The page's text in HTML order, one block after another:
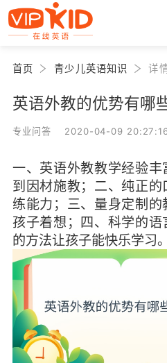
首页 青少儿英语知识 详
英语外教的优势有哪
专业问答 2020-04-09
一、英语外教教学经验
到因材施教；二、纯正的
练能力；三、量身定制
孩子着想；四、科学的
的方法让孩子能快乐学习。